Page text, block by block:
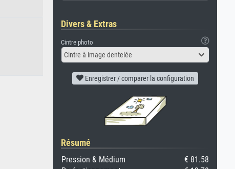
Divers & Extras
Cintre photo
Cintre à image dentelée
Enregistrer / comparer la configuration
Résumé
Pression & Médium
€ 81.58